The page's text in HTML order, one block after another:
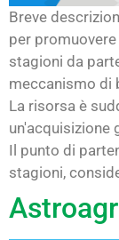
Breve
per
stagioni da
meccanismo di
La risorsa è
un'acquisizione
Il punto di
stagioni,